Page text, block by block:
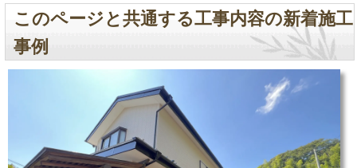
このページと共通する工事内容の新着施工
事例